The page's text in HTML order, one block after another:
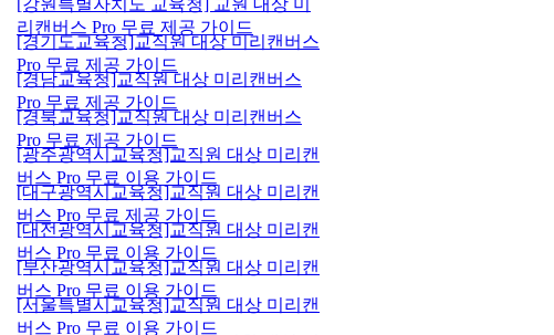
[강원특별자치도 교육청] 교원 대상 미
리캔버스 Pro 무료 제공 가이드
[경기도교육청]교직원 대상 미리캔버스
Pro 무료 제공 가이드
[경남교육청]교직원 대상 미리캔버스
Pro 무료 제공 가이드
[경북교육청]교직원 대상 미리캔버스
Pro 무료 제공 가이드
[광주광역시교육청]교직원 대상 미리캔
버스 Pro 무료 이용 가이드
[대구광역시교육청]교직원 대상 미리캔
버스 Pro 무료 제공 가이드
[대전광역시교육청]교직원 대상 미리캔
버스 Pro 무료 이용 가이드
[부산광역시교육청]교직원 대상 미리캔
버스 Pro 무료 이용 가이드
[서울특별시교육청]교직원 대상 미리캔
버스 Pro 무료 이용 가이드